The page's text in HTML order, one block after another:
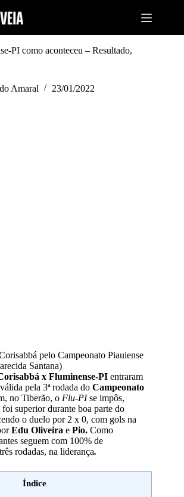
PI como aconteceu – Resultado,
Amaral 23/01/2022
pelo Campeonato Piauiense
Santana)
x Fluminense-PI entraram
pela 3ª rodada do Campeonato
no Tiberão, o Flu-PIse impôs,
foi superior durante boa parte do
o duelo por 2 x 0, com gols na
Edu Oliveira e Pio. Como
seguem com 100% de
rodadas, na liderança.
Índice